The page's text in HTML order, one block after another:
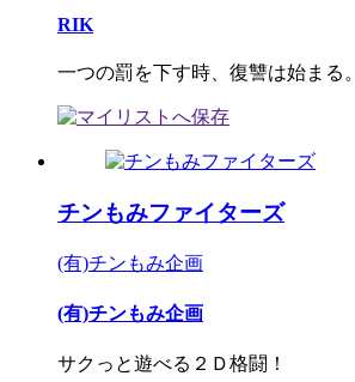
RIK
一つの罰を下す時、復讐は始まる。
チンもみファイターズ
(有)チンもみ企画
(有)チンもみ企画
サクっと遊べる２Ｄ格闘！